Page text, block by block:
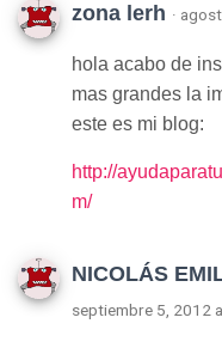
zona lerh ·
hola acabo de
mas grandes la
este es mi blog:
http://
m/
NICOLÁS
septiembre 5, 2012